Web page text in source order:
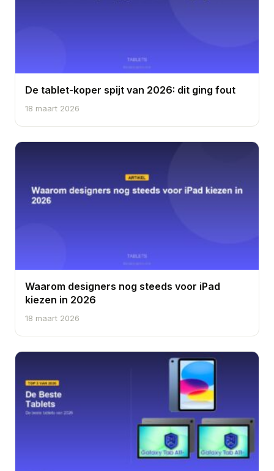
De tablet-koper spijt van 2026: dit ging fout
18 maart 2026
Waarom designers nog steeds voor iPad
kiezen in 2026
18 maart 2026